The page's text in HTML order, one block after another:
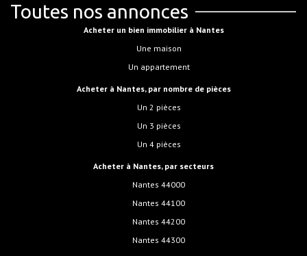
Toutes nos annonces
Acheter un bien immobilier à Nantes
Une maison
Un appartement
Acheter à Nantes, par nombre de pièces
Un 2 pièces
Un 3 pièces
Un 4 pièces
Acheter à Nantes, par secteurs
Nantes 44000
Nantes 44100
Nantes 44200
Nantes 44300